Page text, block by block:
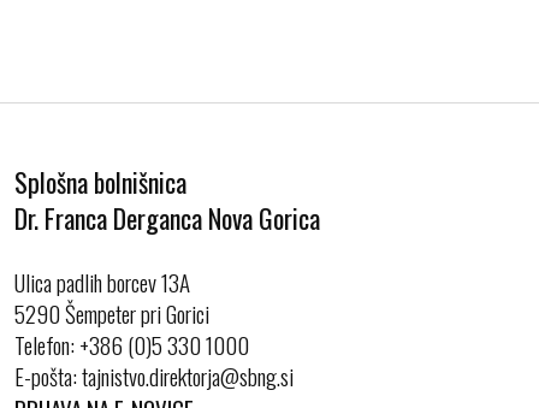
Splošna bolnišnica
Dr. Franca Derganca Nova Gorica
Ulica padlih borcev 13A
5290 Šempeter pri Gorici
Telefon:+386 (0)5 330 1000
E-pošta: